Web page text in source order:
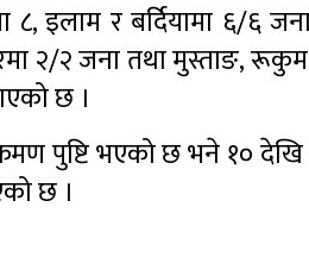
इलाम र बर्दियामा ६/६
२/२ जना तथा मुस्ताङ, रूकुम
छ ।
पुष्टि भएको छ भने १०
छ ।